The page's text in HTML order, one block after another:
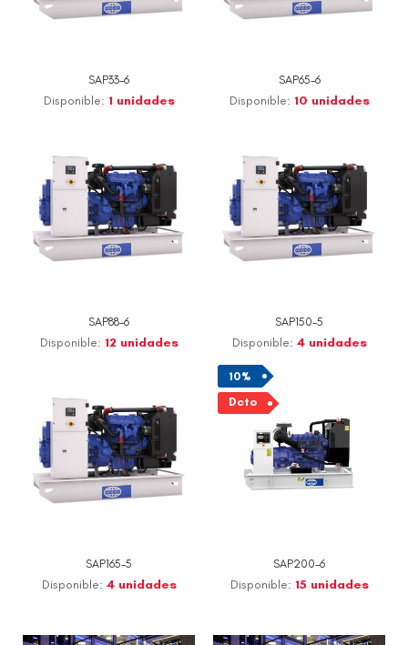
SAP33-6
Disponible: 1 unidades
SAP65-6
Disponible: 10 unidades
SAP88-6
Disponible: 12 unidades
SAP150-5
Disponible: 4 unidades
SAP165-5
Disponible: 4 unidades
10%
Dcto
SAP200-6
Disponible: 15 unidades